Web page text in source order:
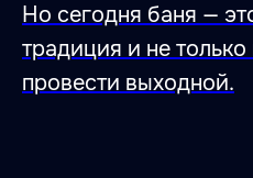
Но сегодня баня —
традиция и не
провести выходной.